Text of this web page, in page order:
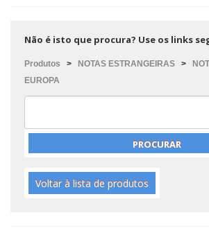
Não é isto que procura? Use os links
Produtos > NOTAS ESTRANGEIRAS >
EUROPA
Voltar à lista de produtos